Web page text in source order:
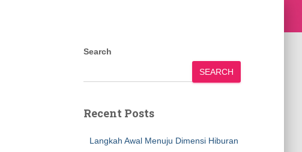
Search
SEARCH
Recent Posts
Langkah Awal Menuju Dimensi Hiburan